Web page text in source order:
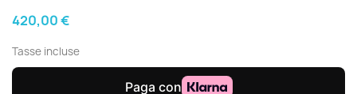
420,00 €
Tasse incluse